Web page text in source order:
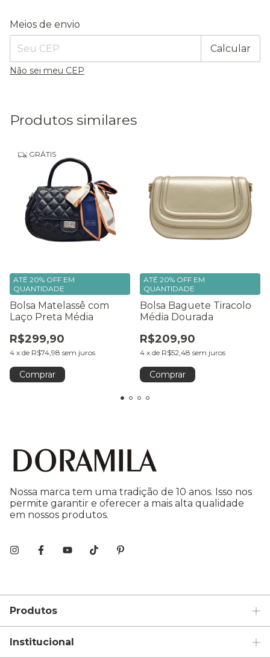
Entregas para o CEP:
Meios de envio
Calcular
Não sei meu CEP
Produtos similares
GRÁTIS
Bolsa Matelassê com
Laço Preta Média
R$299,90
4 x de R$74,98 sem juros
ATÉ 20% OFF EM
QUANTIDADE
Bolsa Baguete Tiracolo
Média Dourada
R$209,90
4 x de R$52,48 sem juros
ATÉ 20% OFF EM
QUANTIDADE
Nossa marca tem uma tradição de 10 anos. Isso nos
permite garantir e oferecer a mais alta qualidade
em nossos produtos.
Produtos
Institucional